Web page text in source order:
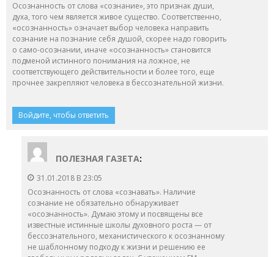
Осознанность от слова «сознание», это признак души,
духа, того чем является живое существо. Соответственно,
«осознанность» означает выбор человека направить
сознание на познание себя душой, скорее надо говорить
о само-осознании, иначе «осознанность» становится
подменой истинного понимания на ложное, не
соответствующего действительности и более того, еще
прочнее закрепляют человека в бессознательной жизни.
Войдите, чтобы ответить
ПОЛЕЗНАЯ ГАЗЕТА:
31.01.2018 В 23:05
Осознанность от слова «сознавать». Наличие
сознание не обязательно обнаруживает
«осознанность». Думаю этому и посвящены все
известные истинные школы духовного роста — от
бессознательного, механистического к осознанному
не шаблонному подходу к жизни и решению ее